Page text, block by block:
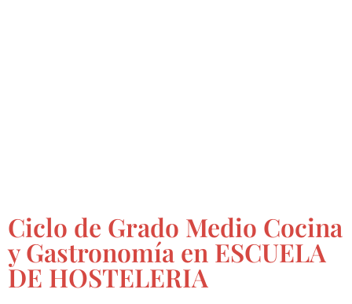
Ciclo de Grado Medio Cocina
y Gastronomía en ESCUELA
DE HOSTELERIA